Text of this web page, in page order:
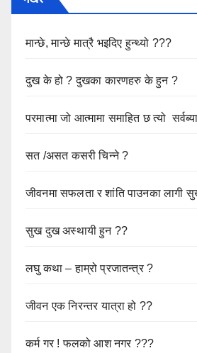
मान्छे, मान्छे मात्रै भइदिए हुन्थ्यो ???
दुख के हो ? दुखका कारणहरु के हुन ?
परमात्मा जो आत्मामा समाहित छ त्यो
सत /असत कसरी चिन्ने ?
जीवनमा सफलता र शांति पाउनका लागी
सुख दुख अस्थायी हुन ??
लघु कथा – हाम्रो प्रजातन्त्र ?
जीवन एक निरन्तर यात्रा हो ??
कर्म गर ! फलको आश नगर ???